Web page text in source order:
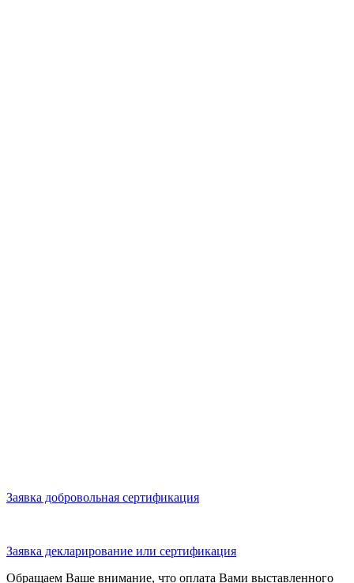
Заявка добровольная сертификация
Заявка декларирование или сертификация
Обращаем Ваше внимание, что оплата Вами выставленного